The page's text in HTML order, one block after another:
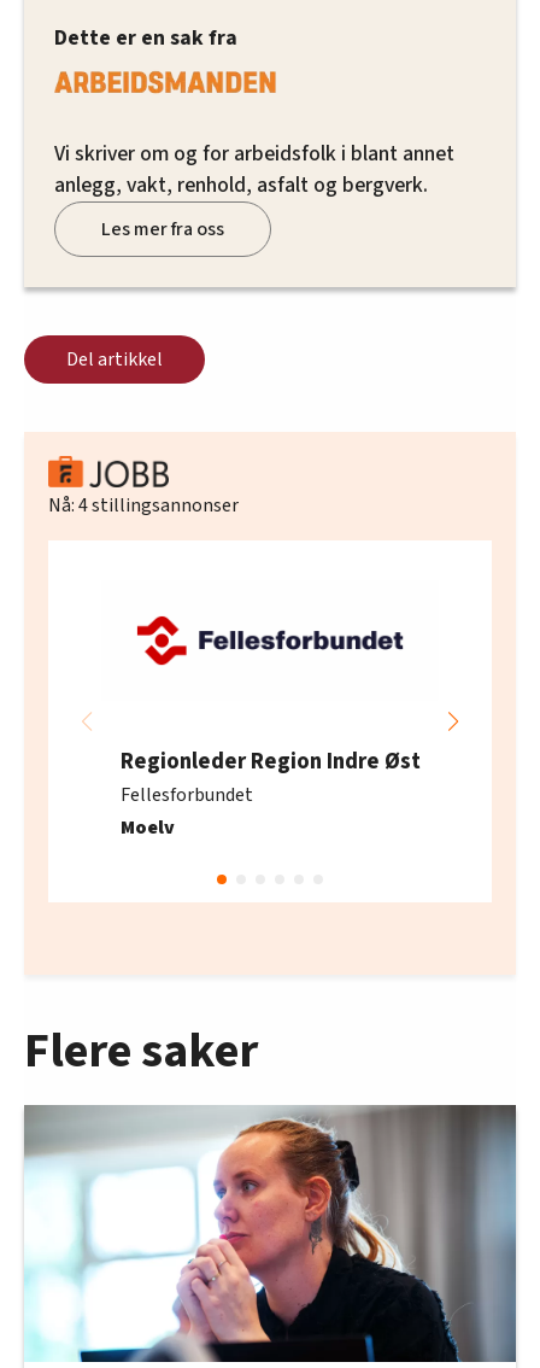
Dette er en sak fra
Vi skriver om og for arbeidsfolk i blant annet
anlegg, vakt, renhold, asfalt og bergverk.
Les mer fra oss
Del artikkel
Nå:4stillingsannonser
Regionleder Region Indre Øst
Fellesforbundet
Moelv
Flere saker